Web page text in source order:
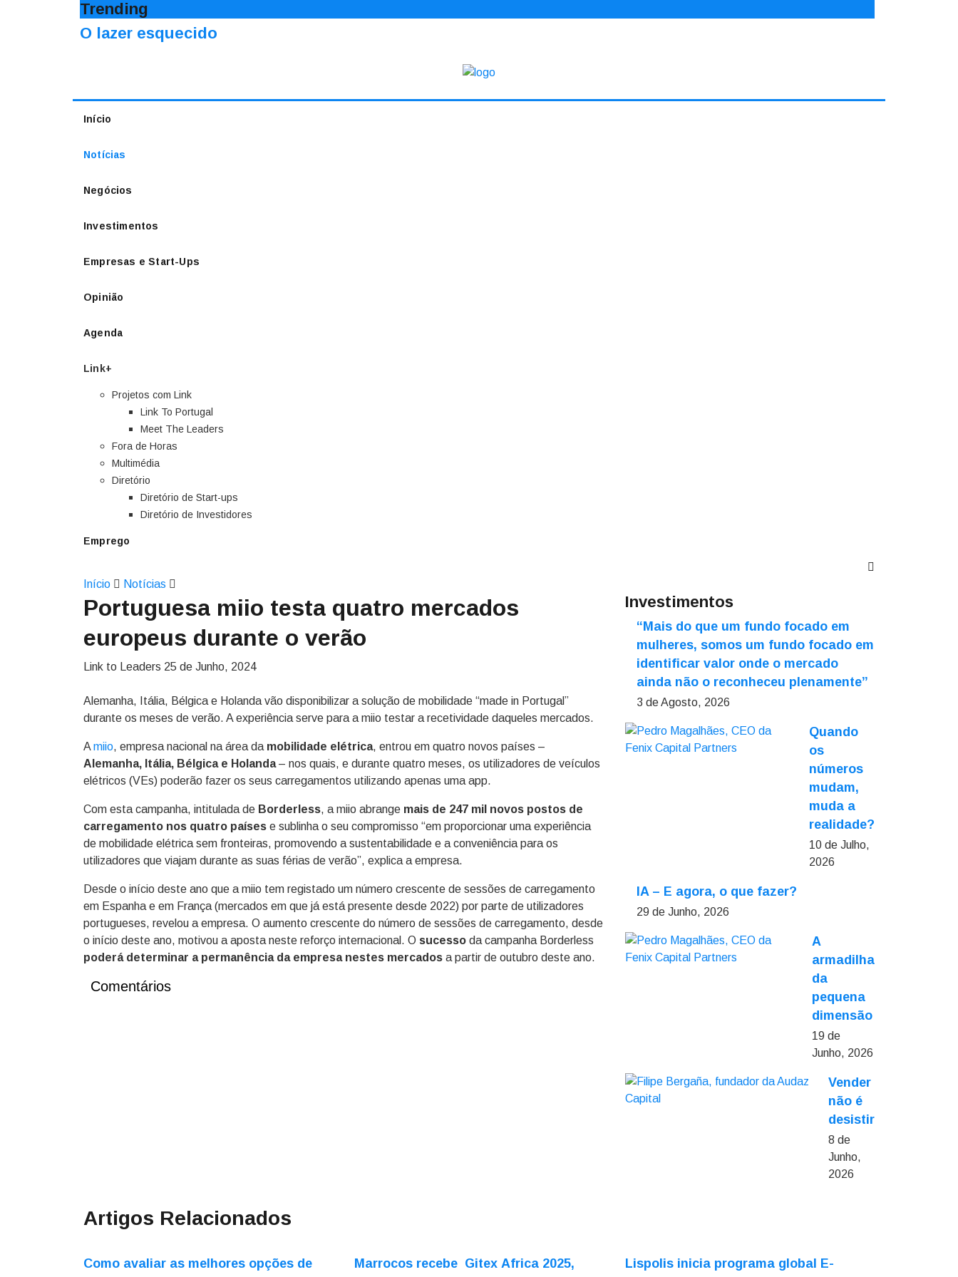
Trending
O lazer esquecido
Início
Notícias
Negócios
Investimentos
Empresas e Start-Ups
Opinião
Agenda
Link+
Projetos com Link
Link To Portugal
Meet The Leaders
Fora de Horas
Multimédia
Diretório
Diretório de Start-ups
Diretório de Investidores
Emprego
Início Notícias
Portuguesa miio testa quatro mercados
europeus durante o verão
Link to Leaders 25 de Junho, 2024
Alemanha, Itália, Bélgica e Holanda vão disponibilizar a solução de mobilidade “made in Portugal”
durante os meses de verão. A experiência serve para a miio testar a recetividade daqueles mercados.
A miio, empresa nacional na área da mobilidade elétrica, entrou em quatro novos países –
Alemanha, Itália, Bélgica e Holanda– nos quais, e durante quatro meses, os utilizadores de veículos
elétricos (VEs) poderão fazer os seus carregamentos utilizando apenas uma app.
Com esta campanha, intitulada de Borderless, a miio abrange mais de 247 mil novos postos de
carregamento nos quatro países e sublinha o seu compromisso “em proporcionar uma experiência
de mobilidade elétrica sem fronteiras, promovendo a sustentabilidade e a conveniência para os
utilizadores que viajam durante as suas férias de verão”, explica a empresa.
Desde o início deste ano que a miio tem registado um número crescente de sessões de carregamento
em Espanha e em França (mercados em que já está presente desde 2022) por parte de utilizadores
portugueses, revelou a empresa. O aumento crescente do número de sessões de carregamento, desde
o início deste ano, motivou a aposta neste reforço internacional. O sucesso da campanha Borderless
poderá determinar a permanência da empresa nestes mercados a partir de outubro deste ano.
Comentários
Investimentos
“Mais do que um fundo focado em
mulheres, somos um fundo focado em
identificar valor onde o mercado
ainda não o reconheceu plenamente”
3 de Agosto, 2026
Quando
os
números
mudam,
muda a
realidade?
10 de Julho,
2026
IA – E agora, o que fazer?
29 de Junho, 2026
A
armadilha
da
pequena
dimensão
19 de
Junho, 2026
Vender
não é
desistir
8 de
Junho,
2026
Artigos Relacionados
Como avaliar as melhores opções de
Marrocos recebe Gitex Africa 2025,
Lispolis inicia programa global E-